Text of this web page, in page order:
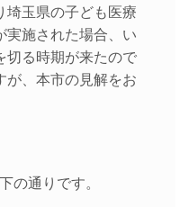
埼玉県の子ども医療
実施された場合、い
切る時期が来たので
が、本市の見解をお
の通りです。